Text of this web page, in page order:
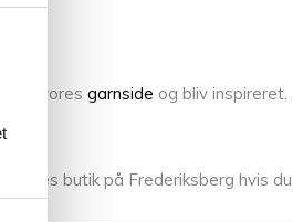
vores garnside og bliv inspireret.
butik på Frederiksberg hvis du